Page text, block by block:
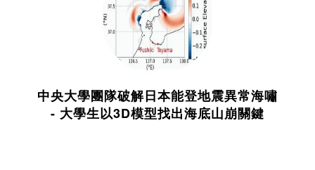
中央大學團隊破解日本能登地震異常海嘯
- 大學生以3D模型找出海底山崩關鍵